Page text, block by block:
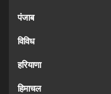
पंजाब
विविध
हरियाणा
हिमाचल